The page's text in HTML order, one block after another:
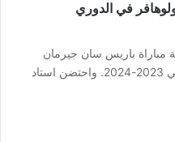
في الدوري
مباراة باريس سان جيرمان
ولوهافر ضمن مباريات الدوري الفرنسي 2023-2024. واحتضن استاد